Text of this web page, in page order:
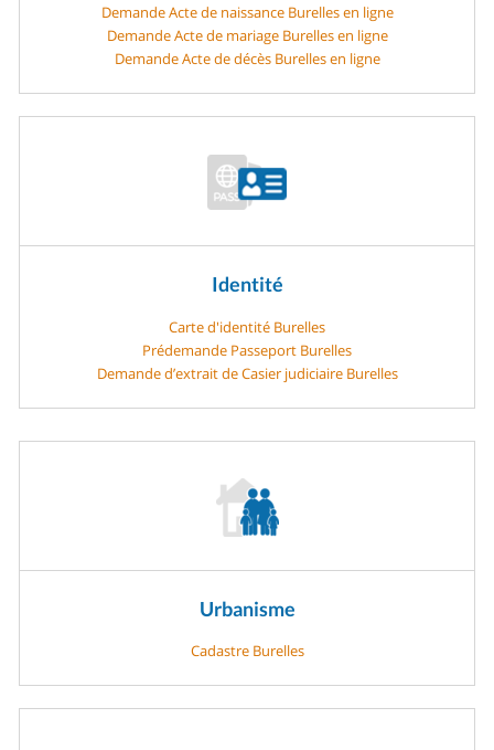
Demande Acte de naissance Burelles en ligne
Demande Acte de mariage Burelles en ligne
Demande Acte de décès Burelles en ligne
Identité
Carte d'identité Burelles
Prédemande Passeport Burelles
Demande d’extrait de Casier judiciaire Burelles
Urbanisme
Cadastre Burelles